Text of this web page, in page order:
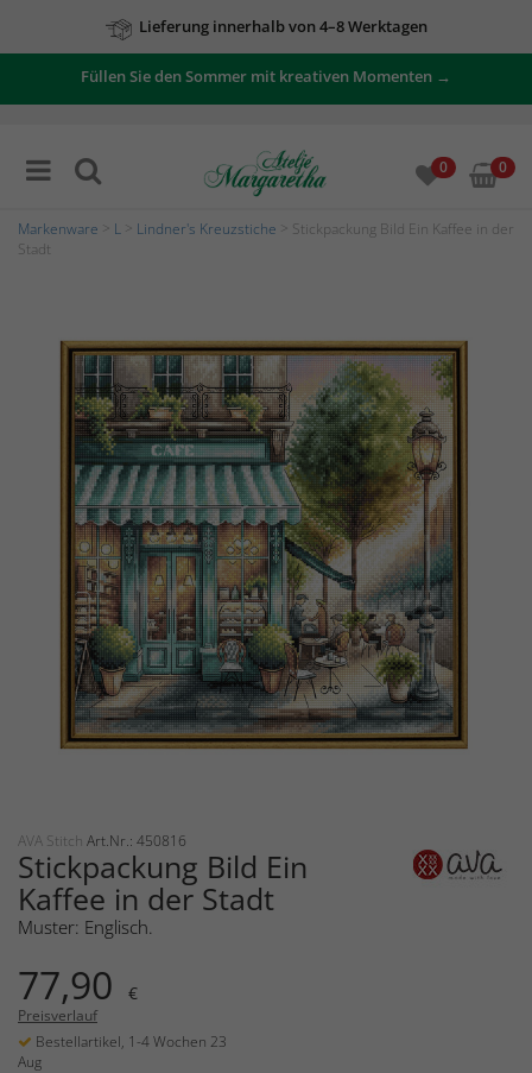
Lieferung innerhalb von 4–8 Werktagen
Füllen Sie den Sommer mit kreativen Momenten →
0 0
Markenware L Lindner's Kreuzstiche > Stickpackung Bild Ein Kaffee in der
Stadt
AVA Stitch Art.Nr.: 450816
Stickpackung Bild Ein
Kaffee in der Stadt
Muster: Englisch.
77,90 €
Preisverlauf
Bestellartikel, 1-4 Wochen 23
Aug